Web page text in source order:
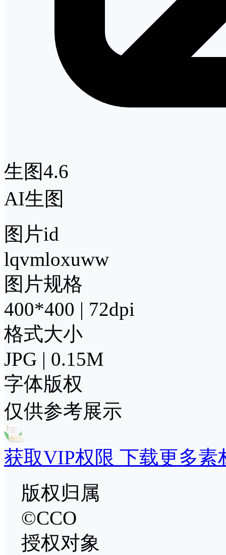
生图4.6
AI生图
图片id
lqvmloxuww
图片规格
400*400 | 72dpi
格式大小
JPG | 0.15M
字体版权
仅供参考展示
获取VIP权限 下载更多素
版权归属
©CCO
授权对象